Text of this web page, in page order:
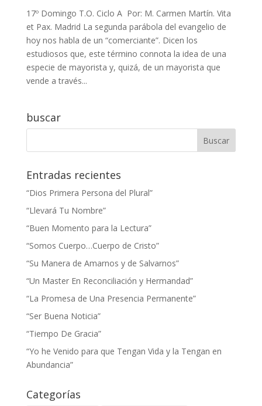
17º Domingo T.O. Ciclo A Por: M. Carmen Martín. Vita
et Pax. Madrid La segunda parábola del evangelio de
hoy nos habla de un “comerciante”. Dicen los
estudiosos que, este término connota la idea de una
especie de mayorista y, quizá, de un mayorista que
vende a través...
buscar
Entradas recientes
“Dios Primera Persona del Plural”
“Llevará Tu Nombre”
“Buen Momento para la Lectura”
“Somos Cuerpo…Cuerpo de Cristo”
“Su Manera de Amarnos y de Salvarnos”
“Un Master En Reconciliación y Hermandad”
“La Promesa de Una Presencia Permanente”
“Ser Buena Noticia”
“Tiempo De Gracia”
“Yo he Venido para que Tengan Vida y la Tengan en
Abundancia”
Categorías